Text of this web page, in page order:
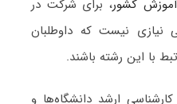
کشور، برای شرکت در
نیازی نیست که داوطلبان
با این رشته باشند.
ارشد دانشگاه‌ها و